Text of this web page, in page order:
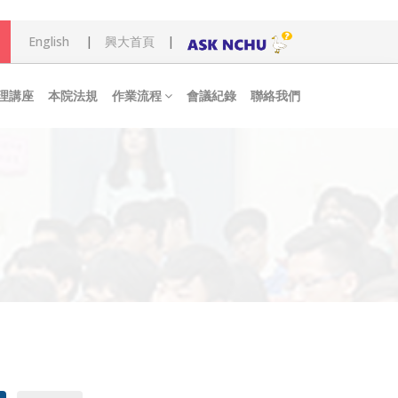
English | 興大首頁 |
講座 本院法規 作業流程 會議紀錄 聯絡我們